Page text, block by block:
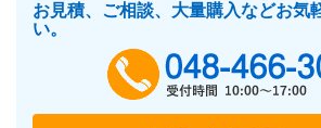
お見積、ご相談、大量購入などお気
い。